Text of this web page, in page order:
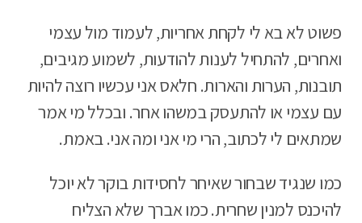
פשוט לא בא לי לקחת אחריות, לעמוד מול עצמי
ואחרים, להתחיל לענות להודעות, לשמוע מגיבים,
תובנות, הערות והארות. חלאס אני עכשיו רוצה להיות
עם עצמי או להתעסק במשהו אחר. ובכלל מי אמר
שמתאים לי לכתוב, הרי מי אני ומה אני. באמת.
כמו שנגיד שבחור שאיחר לחסידות בוקר לא יוכל
להיכנס למנין שחרית. כמו אברך שלא הצליח